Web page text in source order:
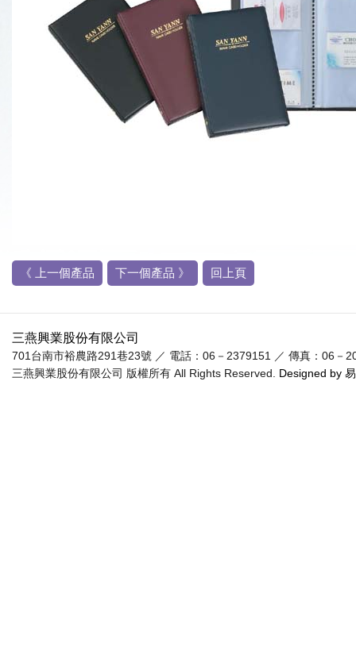
《 上一個產品 下一個產品 》 回上頁
三燕興業股份有限公司
701台南市裕農路291巷23號 ／ 電話：06－2379151 ／ 傳真：06
三燕興業股份有限公司 版權所有 All Rights Reserved.
Designed by